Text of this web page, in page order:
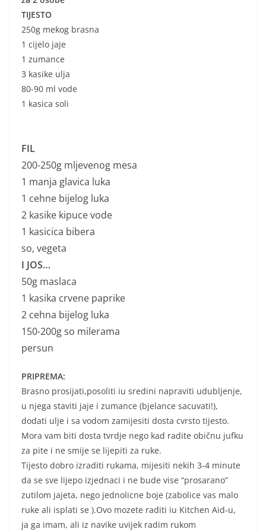
TIJESTO
250g mekog brasna
1 cijelo jaje
1 zumance
3 kasike ulja
80-90 ml vode
1 kasica soli
FIL
200-250g mljevenog mesa
1 manja glavica luka
1 cehne bijelog luka
2 kasike kipuce vode
1 kasicica bibera
so, vegeta
I JOS…
50g maslaca
1 kasika crvene paprike
2 cehna bijelog luka
150-200g so milerama
persun
PRIPREMA:
Brasno prosijati,posoliti iu sredini napraviti udubljenje,
u njega staviti jaje i zumance (bjelance sacuvati!),
dodati ulje i sa vodom zamijesiti dosta cvrsto tijesto.
Mora vam biti dosta tvrdje nego kad radite običnu jufku
za pite i ne smije se lijepiti za ruke.
Tijesto dobro izraditi rukama, mijesiti nekih 3-4 minute
da se sve lijepo izjednaci i ne bude vise “prosarano”
zutilom jajeta, nego jednolicne boje (zabolice vas malo
ruke ali isplati se ).Ovo mozete raditi iu Kitchen Aid-u,
ja ga imam, ali iz navike uvijek radim rukom